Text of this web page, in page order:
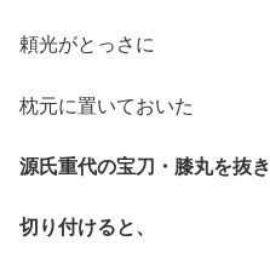
頼光がとっさに
枕元に置いておいた
源氏重代の宝刀・膝丸を抜き
切り付けると、